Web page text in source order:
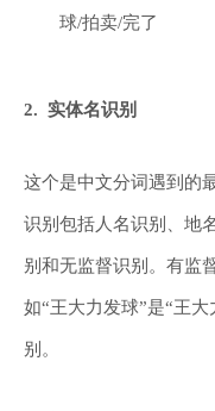
球/拍卖/完了
2. 实体名识别
这个是中文分词遇到的
识别包括人名识别、地
别和无监督识别。有监
如“王大力发球”是“王
别。